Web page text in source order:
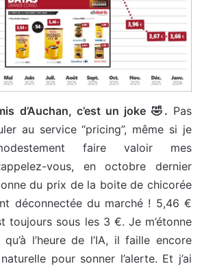
d’Auchan, c’est un joke 🤣. Pas
au service “pricing”, même si je
faire valoir mes
vous, en octobre dernier
du prix de la boite de chicorée
déconnectée du marché ! 5,46 €
toujours sous les 3 €. Je m’étonne
l’heure de l’IA, il faille encore
pour sonner l’alerte. Et j’ai